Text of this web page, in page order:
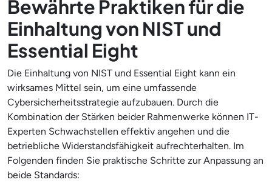
Bewährte Praktiken für die
Einhaltung von NIST und
Essential Eight
Die Einhaltung von NIST und Essential Eight kann ein
wirksames Mittel sein, um eine umfassende
Cybersicherheitsstrategie aufzubauen. Durch die
Kombination der Stärken beider Rahmenwerke können IT-
Experten Schwachstellen effektiv angehen und die
betriebliche Widerstandsfähigkeit aufrechterhalten. Im
Folgenden finden Sie praktische Schritte zur Anpassung an
beide Standards: